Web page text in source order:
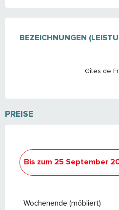
BEZEICHNUNGEN
BEZEICHNUNGEN
Gîtes de
PREISE
Bis zum 25 September
Wochenende (möbliert)